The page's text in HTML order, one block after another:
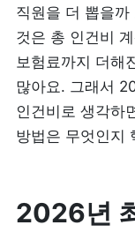
고객관리
업종별 기능
직원을 더 뽑을
것은 총 인건비
보험료까지 더해
많아요. 그래서
인건비로 생각하
방법은 무엇인지
2026년